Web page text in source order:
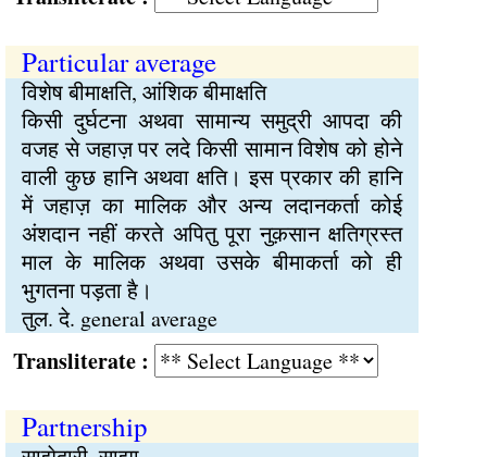
Particular average
विशेष बीमाक्षति, आंशिक बीमाक्षति
किसी दुर्घटना अथवा सामान्य समुद्री आपदा की
वजह से जहाज़ पर लदे किसी सामान विशेष को होने
वाली कुछ हानि अथवा क्षति। इस प्रकार की हानि
में जहाज़ का मालिक और अन्य लदानकर्ता कोई
अंशदान नहीं करते अपितु पूरा नुक़सान क्षतिग्रस्त
माल के मालिक अथवा उसके बीमाकर्ता को ही
भुगतना पड़ता है।
तुल. दे. general average
:
Partnership